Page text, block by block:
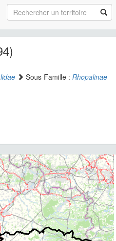
Sous-Famille : Rhopalinae